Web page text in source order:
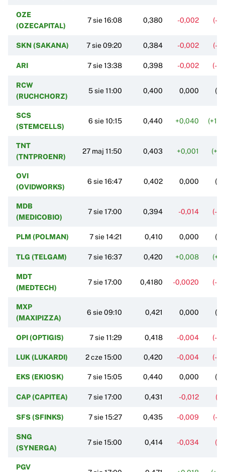
OZE
(OZECAPITAL)
7 sie 16:08 0,380 -0,002 (-
SKN (SAKANA) 7 sie 09:20 0,384 -0,002 (-
ARI 7 sie 13:38 0,398 -0,002 (-
RCW
(RUCHCHORZ)
5 sie 11:00 0,400 0,000
SCS
(STEMCELLS)
6 sie 10:15 0,440 +0,040
TNT
(TNTPROENR)
27 maj 11:50 0,403 +0,001
OVI
(OVIDWORKS)
6 sie 16:47 0,402 0,000
MDB
(MEDICOBIO)
7 sie 17:00 0,394 -0,014 (-
PLM (POLMAN) 7 sie 14:21 0,410 0,000
TLG (TELGAM) 7 sie 16:37 0,420 +0,008
MDT
(MEDTECH)
7 sie 17:00 0,4180 -0,0020 (-
MXP
(MAXIPIZZA)
6 sie 09:10 0,421 0,000
OPI (OPTIGIS) 7 sie 11:29 0,418 -0,004 (-
LUK (LUKARDI) 2 cze 15:00 0,420 -0,004 (-
EKS (EKIOSK) 7 sie 15:05 0,440 0,000
CAP (CAPITEA) 7 sie 17:00 0,431 -0,012 (-
SFS (SFINKS) 7 sie 15:27 0,435 -0,009 (-
SNG
(SYNERGA)
7 sie 15:00 0,414 -0,034 (-
PGV